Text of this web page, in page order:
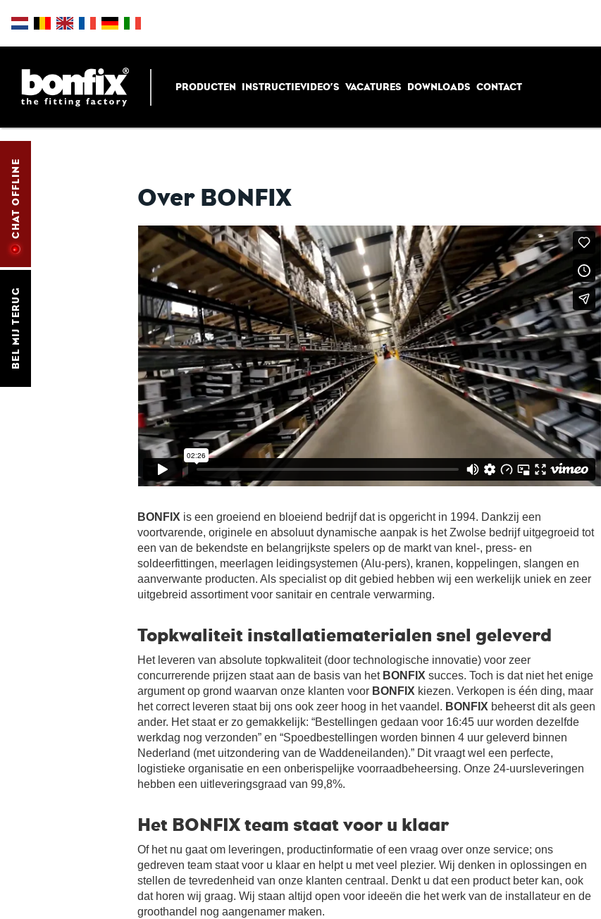
PRODUCTEN INSTRUCTIEVIDEO’S VACATURES DOWNLOADS CONTACT
BEL MIJ TERUG
CHAT OFFLINE Over BONFIX
BONFIX is een groeiend en bloeiend bedrijf dat is opgericht in 1994. Dankzij een
voortvarende, originele en absoluut dynamische aanpak is het Zwolse bedrijf uitgegroeid tot
een van de bekendste en belangrijkste spelers op de markt van knel-, press- en
soldeerfittingen, meerlagen leidingsystemen (Alu-pers), kranen, koppelingen, slangen en
aanverwante producten. Als specialist op dit gebied hebben wij een werkelijk uniek en zeer
uitgebreid assortiment voor sanitair en centrale verwarming.
Topkwaliteit installatiematerialen snel geleverd
Het leveren van absolute topkwaliteit (door technologische innovatie) voor zeer
concurrerende prijzen staat aan de basis van hetBONFIX succes. Toch is dat niet het enige
argument op grond waarvan onze klanten voor BONFIX kiezen. Verkopen is één ding, maar
het correct leveren staat bij ons ook zeer hoog in het vaandel. BONFIX beheerst dit als geen
ander. Het staat er zo gemakkelijk: “Bestellingen gedaan voor 16:45 uur worden dezelfde
werkdag nog verzonden” en “Spoedbestellingen worden binnen 4 uur geleverd binnen
Nederland (met uitzondering van de Waddeneilanden).” Dit vraagt wel een perfecte,
logistieke organisatie en een onberispelijke voorraadbeheersing. Onze 24-uursleveringen
hebben een uitleveringsgraad van 99,8%.
Het BONFIX team staat voor u klaar
Of het nu gaat om leveringen, productinformatie of een vraag over onze service; ons
gedreven team staat voor u klaar en helpt u met veel plezier. Wij denken in oplossingen en
stellen de tevredenheid van onze klanten centraal. Denkt u dat een product beter kan, ook
dat horen wij graag. Wij staan altijd open voor ideeën die het werk van de installateur en de
groothandel nog aangenamer maken.